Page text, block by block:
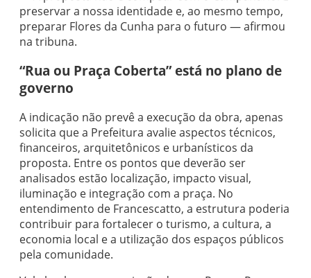
preservar a nossa identidade e, ao mesmo tempo,
preparar Flores da Cunha para o futuro — afirmou
na tribuna.
“Rua ou Praça Coberta” está no plano de
governo
A indicação não prevê a execução da obra, apenas
solicita que a Prefeitura avalie aspectos técnicos,
financeiros, arquitetônicos e urbanísticos da
proposta. Entre os pontos que deverão ser
analisados estão localização, impacto visual,
iluminação e integração com a praça. No
entendimento de Francescatto, a estrutura poderia
contribuir para fortalecer o turismo, a cultura, a
economia local e a utilização dos espaços públicos
pela comunidade.